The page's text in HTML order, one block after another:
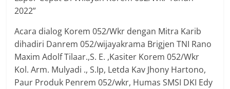
2022”
Acara dialog Korem 052/Wkr dengan Mitra Karib
dihadiri Danrem 052/wijayakrama Brigjen TNI Rano
Maxim Adolf Tilaar.,S. E. ,Kasiter Korem 052/Wkr
Kol. Arm. Mulyadi ., S.Ip, Letda Kav Jhony Hartono,
Paur Produk Penrem 052/wkr, Humas SMSI DKI Edy